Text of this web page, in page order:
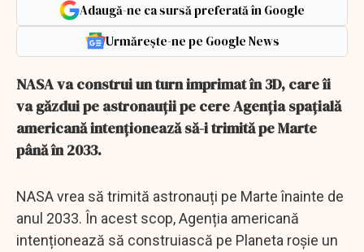
Adaugă-ne ca sursă preferată în Google
Urmărește-ne pe Google News
NASA va construi un turn imprimat în 3D, care îi
va găzdui pe astronauții pe cere Agenția spațială
americană intenționează să-i trimită pe Marte
până în 2033.
NASA vrea să trimită astronauți pe Marte înainte de
anul 2033. În acest scop, Agenția americană
intenționează să construiască pe Planeta roșie un